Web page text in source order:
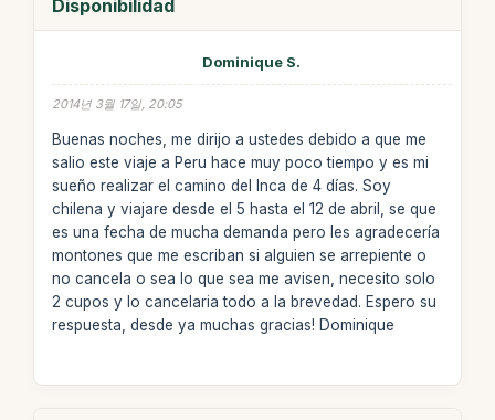
Disponibilidad
Dominique S.
2014년 3월 17일, 20:05
Buenas noches, me dirijo a ustedes debido a que me
salio este viaje a Peru hace muy poco tiempo y es mi
sueño realizar el camino del Inca de 4 días. Soy
chilena y viajare desde el 5 hasta el 12 de abril, se que
es una fecha de mucha demanda pero les agradecería
montones que me escriban si alguien se arrepiente o
no cancela o sea lo que sea me avisen, necesito solo
2 cupos y lo cancelaria todo a la brevedad. Espero su
respuesta, desde ya muchas gracias! Dominique